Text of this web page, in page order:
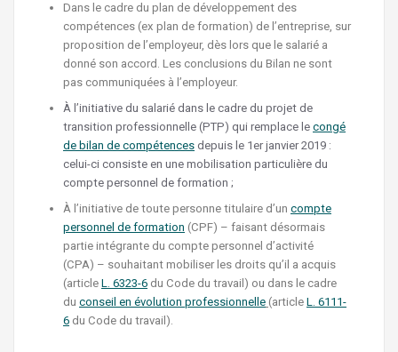
Dans le cadre du plan de développement des
compétences (ex plan de formation) de l’entreprise, sur
proposition de l’employeur, dès lors que le salarié a
donné son accord. Les conclusions du Bilan ne sont
pas communiquées à l’employeur.
À l’initiative du salarié dans le cadre du projet de
transition professionnelle (PTP) qui remplace le congé
de bilan de compétences depuis le 1er janvier 2019 :
celui-ci consiste en une mobilisation particulière du
compte personnel de formation ;
À l’initiative de toute personne titulaire d’un compte
personnel de formation (CPF) – faisant désormais
partie intégrante du compte personnel d’activité
(CPA) – souhaitant mobiliser les droits qu’il a acquis
(article L. 6323-6 du Code du travail) ou dans le cadre
du conseil en évolution professionnelle (article L. 6111-
6 du Code du travail).